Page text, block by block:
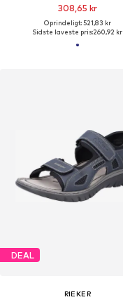
308,65 kr
Oprindeligt: 521,83 kr
Sidste laveste pris:260,92 kr
DEAL
RIEKER